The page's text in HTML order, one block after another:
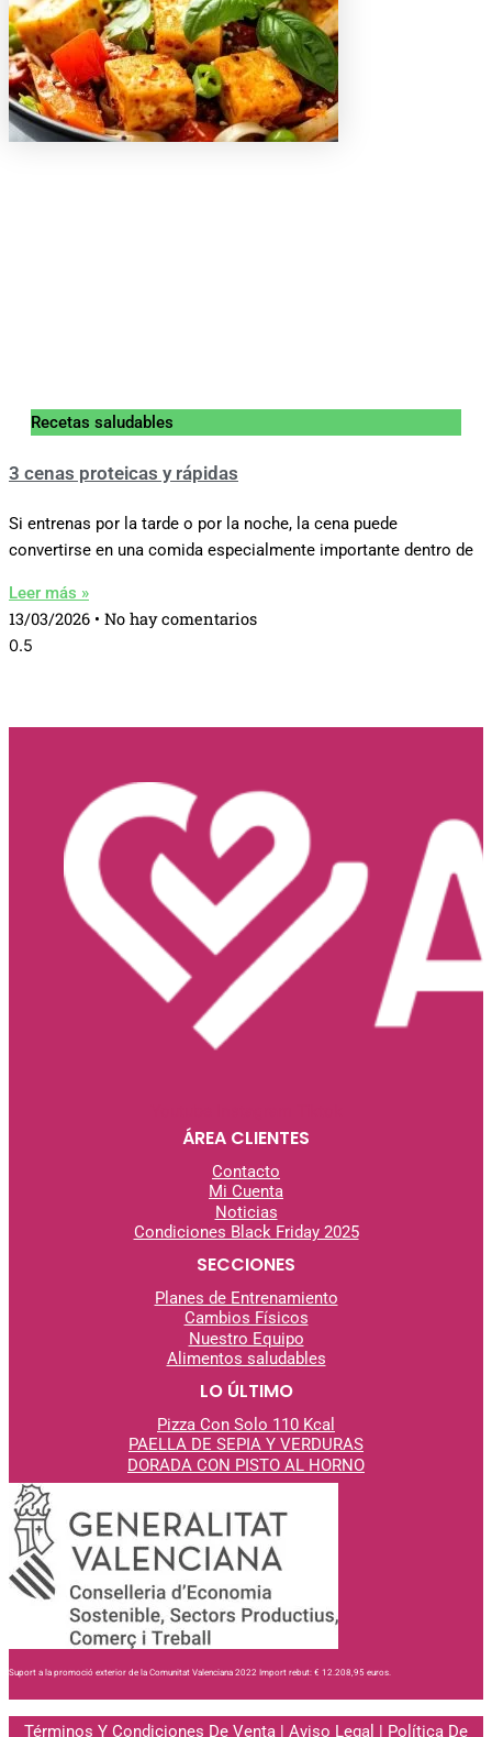
Recetas saludables
3 cenas proteicas y rápidas
Si entrenas por la tarde o por la noche, la cena puede
convertirse en una comida especialmente importante dentro de
Leer más »
13/03/2026 No hay comentarios
ÁREA CLIENTES
Contacto
Mi Cuenta
Noticias
Condiciones Black Friday 2025
SECCIONES
Planes de Entrenamiento
Cambios Físicos
Nuestro Equipo
Alimentos saludables
LO ÚLTIMO
Pizza Con Solo 110 Kcal
PAELLA DE SEPIA Y VERDURAS
DORADA CON PISTO AL HORNO
Suport a la promoció exterior de la Comunitat Valenciana 2022 Import rebut: € 12.208,95 euros.
Términos Y Condiciones De Venta | Aviso Legal | Política De